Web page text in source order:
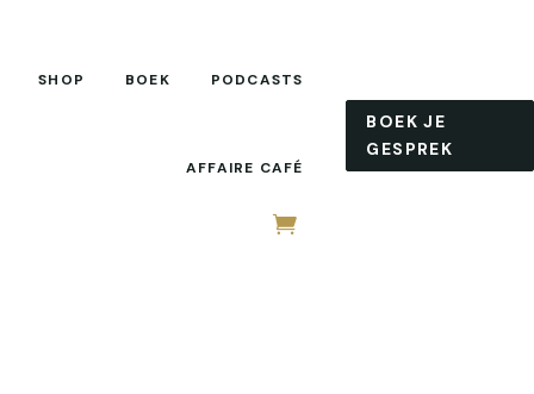
SHOP BOEK PODCASTS
AFFAIRE CAFÉ
BOEK JE
GESPREK